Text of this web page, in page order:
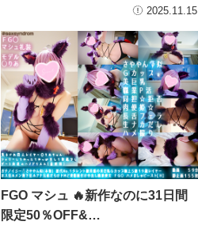
2025.11.15
FGO マシュ 🔥新作なのに31日間
限定50％OFF&…